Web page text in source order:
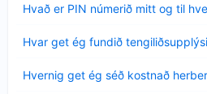
Hvað er PIN númerið mitt og til
sýnt
Hvar get ég fundið
sýnt
Hvernig get ég séð kostnað
sýnt